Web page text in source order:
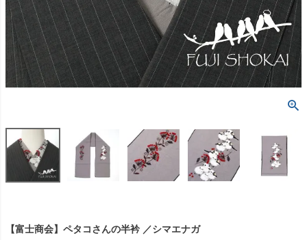
【富士商会】ペタコさんの半衿 ／シマエナガ